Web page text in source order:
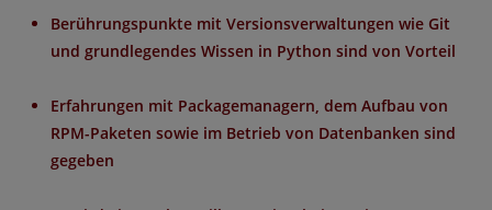
Berührungspunkte mit Versionsverwaltungen wie Git
und grundlegendes Wissen in Python sind von Vorteil
Erfahrungen mit Packagemanagern, dem Aufbau von
RPM-Paketen sowie im Betrieb von Datenbanken sind
gegeben